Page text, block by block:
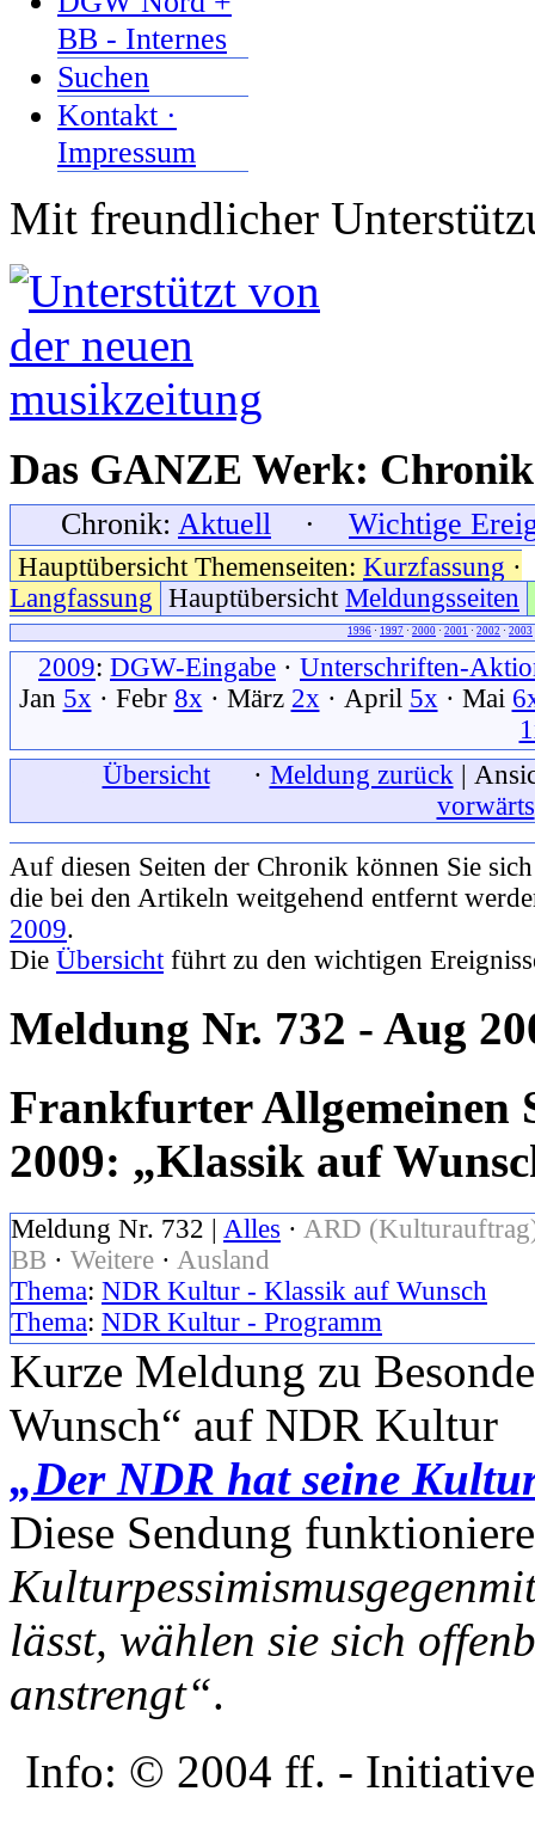
BB - Internes
Suchen
Kontakt ·
Impressum
Mit freundlicher
Das GANZE Werk:
Chronik: Aktuell · Wichtige
Hauptübersicht Themenseiten: Kurzfassung ·
Langfassung Hauptübersicht Meldungsseiten
1996 · 1997 · 2000 · 2001 · 2002 · 2003
2009: DGW-Eingabe · Unterschriften-
Jan 5x · Febr 8x · März 2x · April 5x · Mai
Übersichtxxx · Meldung zurück |
vorwärts
Auf diesen Seiten der Chronik können Sie
die bei den Artikeln weitgehend entfernt
2009.
Die Übersicht führt zu den wichtigen
Meldung Nr. 732 - Aug
Frankfurter Allgemeinen
2009: „Klassik auf
Meldung Nr. 732 | Alles · ARD
BB · Weitere · Ausland
Thema: NDR Kultur - Klassik auf Wunsch
Thema: NDR Kultur - Programm
Kurze Meldung zu
Wunsch“ auf NDR Kultur
„Der NDR hat seine
Diese Sendung
lässt, wählen sie sich
anstrengt“.
Info: © 2004 ff. -